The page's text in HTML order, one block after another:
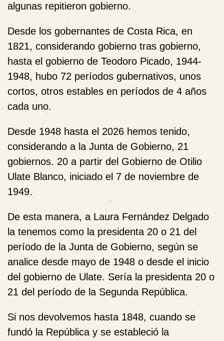
algunas repitieron gobierno.
Desde los gobernantes de Costa Rica, en
1821, considerando gobierno tras gobierno,
hasta el gobierno de Teodoro Picado, 1944-
1948, hubo 72 períodos gubernativos, unos
cortos, otros estables en períodos de 4 años
cada uno.
Desde 1948 hasta el 2026 hemos tenido,
considerando a la Junta de Gobierno, 21
gobiernos. 20 a partir del Gobierno de Otilio
Ulate Blanco, iniciado el 7 de noviembre de
1949.
De esta manera, a Laura Fernández Delgado
la tenemos como la presidenta 20 o 21 del
período de la Junta de Gobierno, según se
analice desde mayo de 1948 o desde el inicio
del gobierno de Ulate. Sería la presidenta 20 o
21 del período de la Segunda República.
Si nos devolvemos hasta 1848, cuando se
fundó la República y se estableció la